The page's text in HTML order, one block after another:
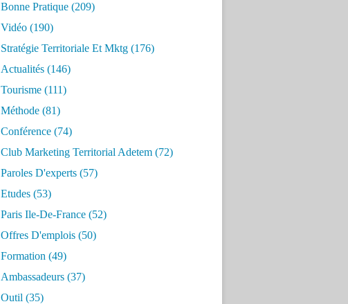
Bonne Pratique (209)
Vidéo (190)
Stratégie Territoriale Et Mktg (176)
Actualités (146)
Tourisme (111)
Méthode (81)
Conférence (74)
Club Marketing Territorial Adetem (72)
Paroles D'experts (57)
Etudes (53)
Paris Ile-De-France (52)
Offres D'emplois (50)
Formation (49)
Ambassadeurs (37)
Outil (35)